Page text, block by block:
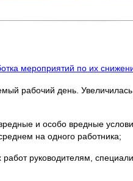
мероприятий по их
рабочий день.
и особо вредные
на одного работника;
руководителям,